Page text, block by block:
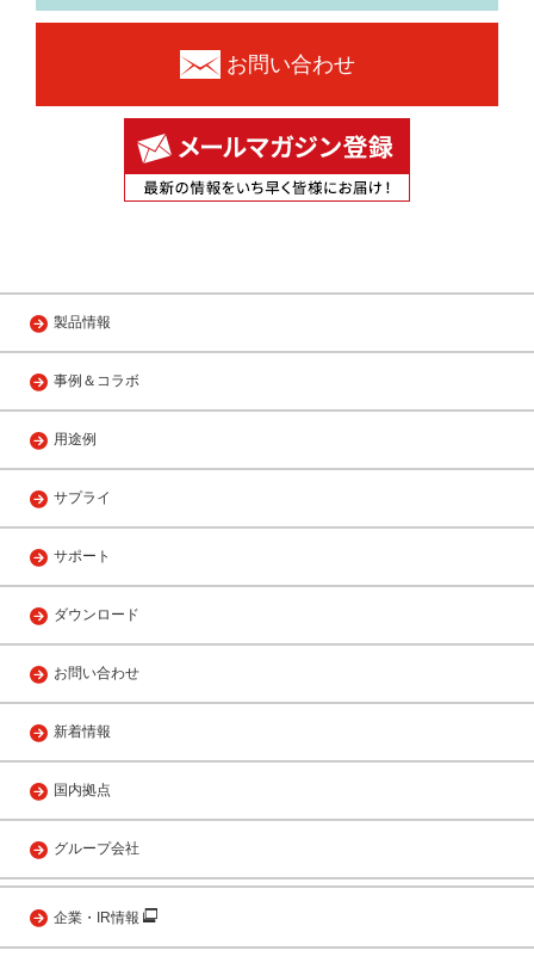
お問い合わせ
製品情報
事例＆コラボ
用途例
サプライ
サポート
ダウンロード
お問い合わせ
新着情報
国内拠点
グループ会社
企業・IR情報